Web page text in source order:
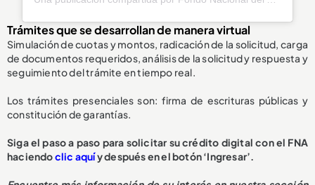
Trámites que se desarrollan de manera virtual
Simulación de cuotas y montos, radicación de la solicitud, carga
de documentos requeridos, análisis de la solicitud y respuesta y
seguimiento del trámite en tiempo real.
Los trámites presenciales son: firma de escrituras públicas y
constitución de garantías.
Siga el paso a paso para solicitar su crédito digital con el FNA
haciendoclic aquíy después en el botón ‘Ingresar’.